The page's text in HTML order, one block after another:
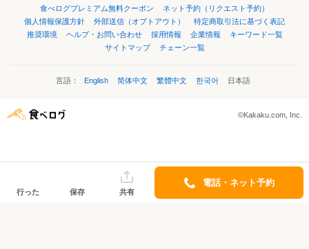
食べログプレミアム無料クーポン
ネット予約（リクエスト予約）
個人情報保護方針
外部送信（オプトアウト）
特定商取引法に基づく表記
推奨環境
ヘルプ・お問い合わせ 採用情報 企業情報
キーワード一覧
サイトマップ
チェーン一覧
言語： English 简体中文 繁體中文 한국어 日本語
©Kakaku.com, Inc.
行った 保存 共有
電話・ネット予約